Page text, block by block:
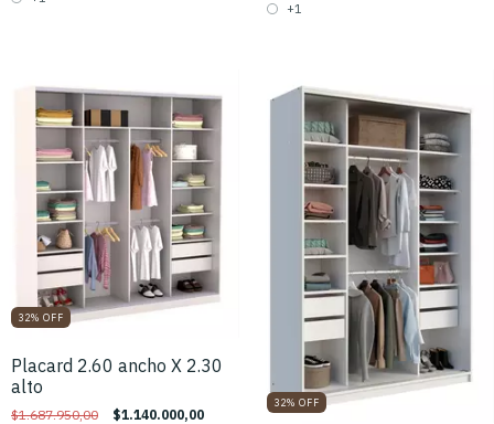
+1
32% OFF
Placard 2.60 ancho X 2.30
alto
$1.687.950,00 $1.140.000,00
32% OFF